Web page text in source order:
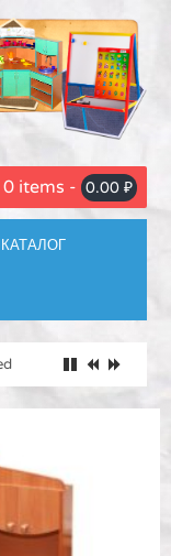
0 items - 0.00 ₽
КАТАЛОГ